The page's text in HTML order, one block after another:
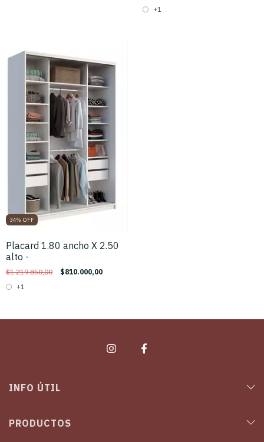
+1
34% OFF
Placard 1.80 ancho X 2.50
alto -
$1.219.850,00 $810.000,00
+1
INFO ÚTIL
PRODUCTOS